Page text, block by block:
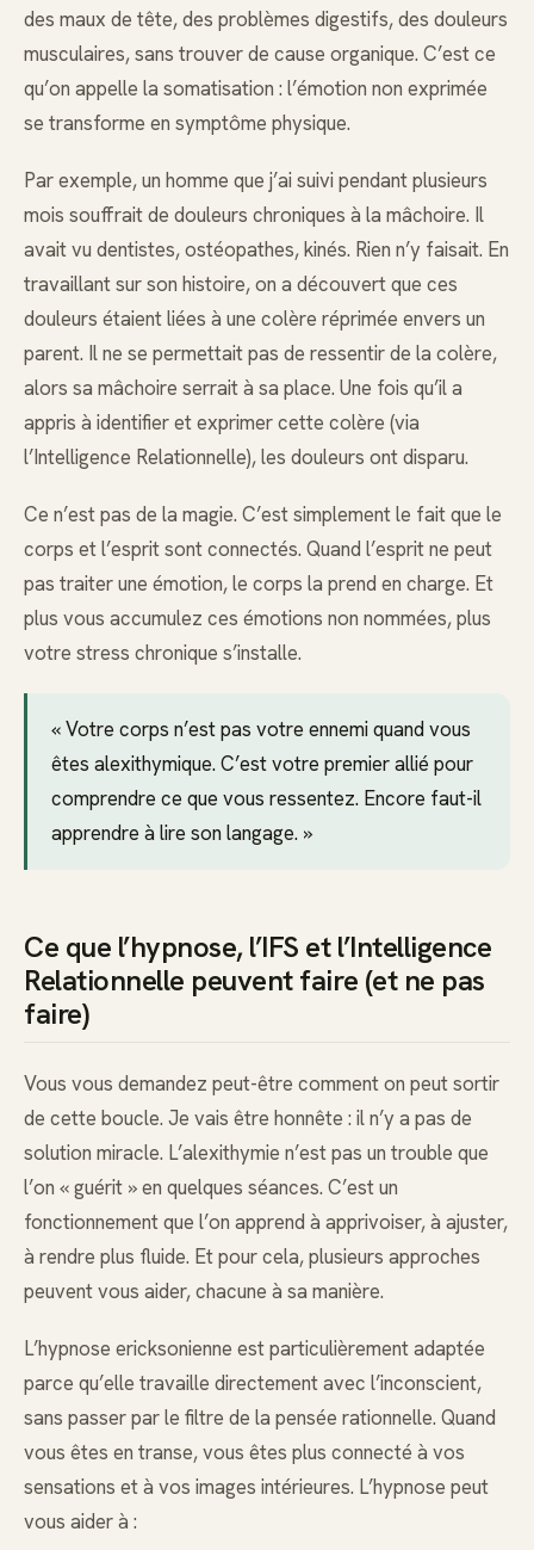
des maux de tête, des problèmes digestifs, des douleurs
musculaires, sans trouver de cause organique. C’est ce
qu’on appelle la somatisation : l’émotion non exprimée
se transforme en symptôme physique.
Par exemple, un homme que j’ai suivi pendant plusieurs
mois souffrait de douleurs chroniques à la mâchoire. Il
avait vu dentistes, ostéopathes, kinés. Rien n’y faisait. En
travaillant sur son histoire, on a découvert que ces
douleurs étaient liées à une colère réprimée envers un
parent. Il ne se permettait pas de ressentir de la colère,
alors sa mâchoire serrait à sa place. Une fois qu’il a
appris à identifier et exprimer cette colère (via
l’Intelligence Relationnelle), les douleurs ont disparu.
Ce n’est pas de la magie. C’est simplement le fait que le
corps et l’esprit sont connectés. Quand l’esprit ne peut
pas traiter une émotion, le corps la prend en charge. Et
plus vous accumulez ces émotions non nommées, plus
votre stress chronique s’installe.
« Votre corps n’est pas votre ennemi quand vous
êtes alexithymique. C’est votre premier allié pour
comprendre ce que vous ressentez. Encore faut-il
apprendre à lire son langage. »
Ce que l’hypnose, l’IFS et l’Intelligence
Relationnelle peuvent faire (et ne pas
faire)
Vous vous demandez peut-être comment on peut sortir
de cette boucle. Je vais être honnête : il n’y a pas de
solution miracle. L’alexithymie n’est pas un trouble que
l’on « guérit » en quelques séances. C’est un
fonctionnement que l’on apprend à apprivoiser, à ajuster,
à rendre plus fluide. Et pour cela, plusieurs approches
peuvent vous aider, chacune à sa manière.
L’hypnose ericksonienne est particulièrement adaptée
parce qu’elle travaille directement avec l’inconscient,
sans passer par le filtre de la pensée rationnelle. Quand
vous êtes en transe, vous êtes plus connecté à vos
sensations et à vos images intérieures. L’hypnose peut
vous aider à :